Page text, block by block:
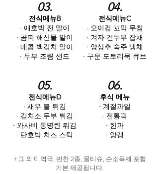
06.
후식 메뉴
· 계절과일
· 전통떡
· 한과
· 양갱
03.
전식메뉴B
· 애호박 전 말이
· 곰피 해산물 말이
· 매콤 백김치 말이
· 두부 조림 샌드
05.
전식메뉴D
· 새우 볼 튀김
· 김치소 두부 튀김
· 와사비 통명란 튀김
· 단호박 치즈 스틱
04.
전식메뉴C
· 오이컵 꼬막 무침
· 겨자 건두부 잡채
· 양상추 숙주 냉채
· 구운 도토리묵 큐브
+그 외 미역국, 반찬 2종, 물티슈, 손소독제 포함
기본 제공됩니다.